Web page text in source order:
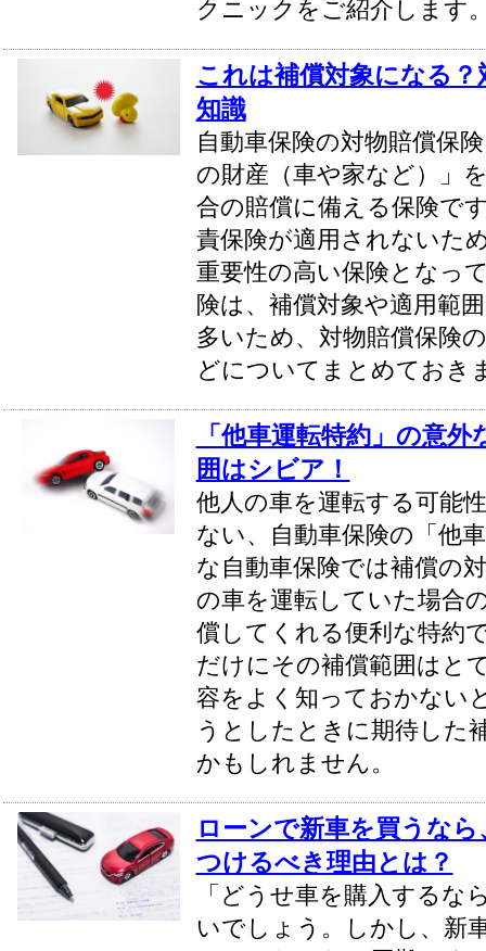
クニックをご紹介します
これは補償対象になる？
知識
自動車保険の対物賠償保
の財産（車や家など）」
合の賠償に備える保険で
責保険が適用されないた
重要性の高い保険となっ
険は、補償対象や適用範
多いため、対物賠償保険
どについてまとめておき
「他車運転特約」の意
囲はシビア！
他人の車を運転する可能
ない、自動車保険の「他
な自動車保険では補償の
の車を運転していた場合
償してくれる便利な特約
だけにその補償範囲はと
容をよく知っておかない
うとしたときに期待した
かもしれません。
ローンで新車を買うな
つけるべき理由とは？
「どうせ車を購入するな
いでしょう。しかし、新